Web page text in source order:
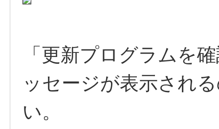
「更新プログラムを
ッセージが表示され
い。